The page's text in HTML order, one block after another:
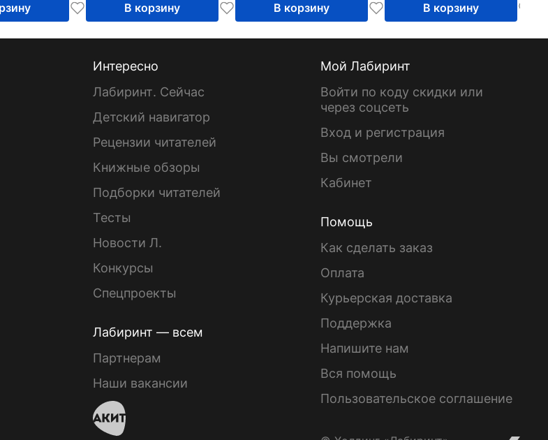
В корзину В корзину В корзину
Интересно
Лабиринт. Сейчас
Детский навигатор
Рецензии читателей
Книжные обзоры
Подборки читателей
Тесты
Новости Л.
Конкурсы
Спецпроекты
Лабиринт — всем
Партнерам
Наши вакансии
Мой Лабиринт
Войти по коду скидки или
через соцсеть
Вход и регистрация
Вы смотрели
Кабинет
Помощь
Как сделать заказ
Оплата
Курьерская доставка
Поддержка
Напишите нам
Вся помощь
Пользовательское соглашение